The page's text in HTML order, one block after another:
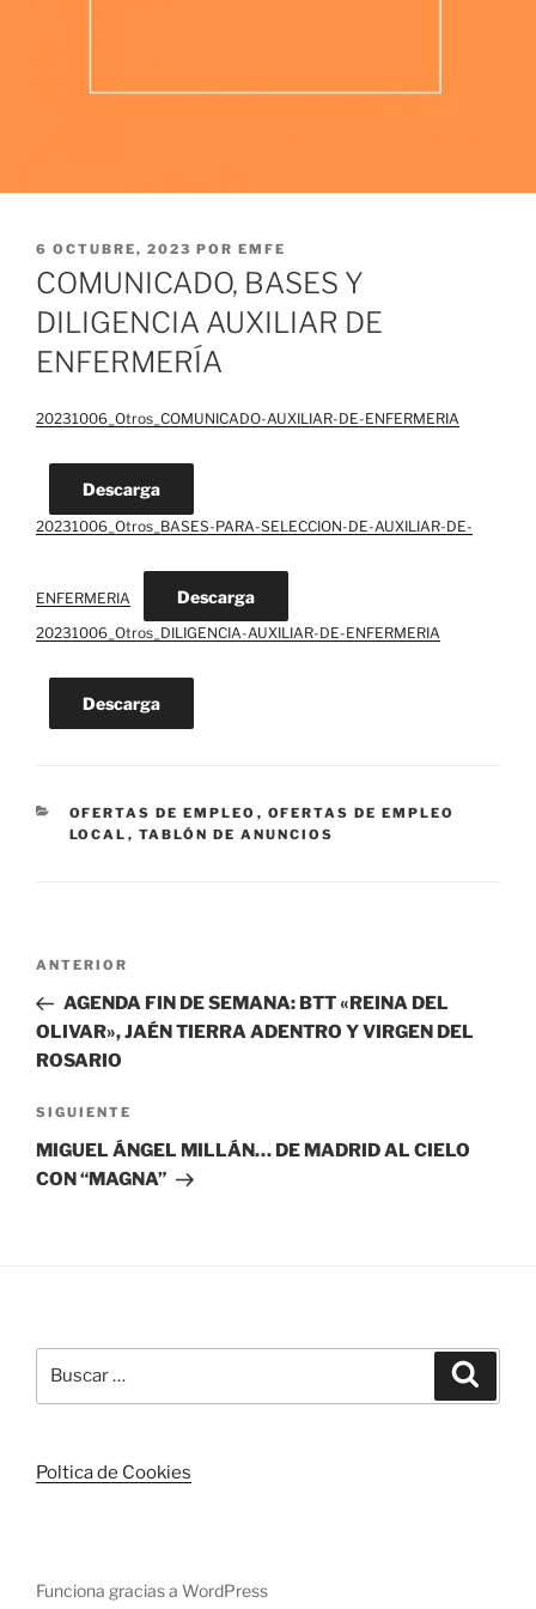
PUBLICADO
EL
6 OCTUBRE, 2023 POR EMFE
COMUNICADO, BASES Y
DILIGENCIA AUXILIAR DE
ENFERMERÍA
20231006_Otros_COMUNICADO-AUXILIAR-DE-ENFERMERIA
Descarga
20231006_Otros_BASES-PARA-SELECCION-DE-AUXILIAR-DE-
ENFERMERIA Descarga
20231006_Otros_DILIGENCIA-AUXILIAR-DE-ENFERMERIA
Descarga
CATEGORÍAS
OFERTAS DE EMPLEO , OFERTAS DE EMPLEO
LOCAL , TABLÓN DE ANUNCIOS
Navegación
entradas
Entrada
anterior:
ANTERIOR
AGENDA FIN DE SEMANA: BTT «REINA DEL
OLIVAR», JAÉN TIERRA ADENTRO Y VIRGEN DEL
ROSARIO
Siguiente
entrada
SIGUIENTE
MIGUEL ÁNGEL MILLÁN… DE MADRID AL CIELO
CON “MAGNA”
por:
Poltica de Cookies
Funciona gracias a WordPress